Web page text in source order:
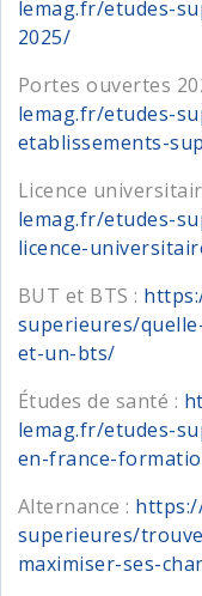
lemag.fr/etudes-
2025/
Portes ouvertes
lemag.fr/etudes-
etablissements-
Licence
lemag.fr/etudes-
licence-
BUT et BTS :
superieures/
et-un-bts/
Études de santé :
lemag.fr/etudes-
en-france-
Alternance :
superieures/
maximiser-ses-